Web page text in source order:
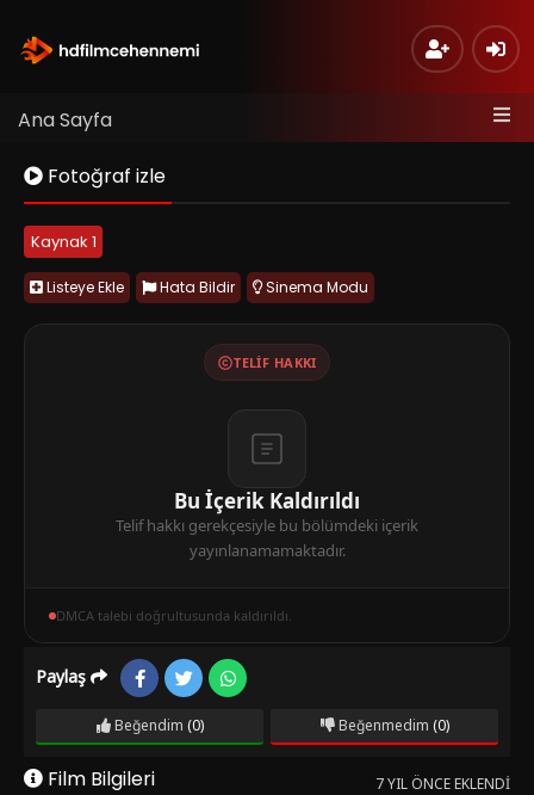
Ana Sayfa
Fotoğraf izle
Kaynak 1
Listeye Ekle Hata Bildir Sinema Modu
TELIF HAKKI
Bu İçerik Kaldırıldı
Telif hakkı gerekçesiyle bu bölümdeki içerik
yayınlanamamaktadır.
DMCA talebi doğrultusunda kaldırıldı.
Paylaş
Beğendim (0) Beğenmedim (0)
Film Bilgileri 7 YIL ÖNCE EKLENDI